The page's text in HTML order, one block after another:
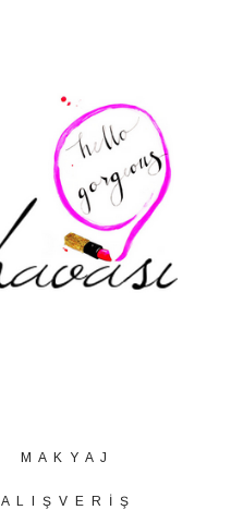
M A K Y A J
A L I Ş V E R İ Ş